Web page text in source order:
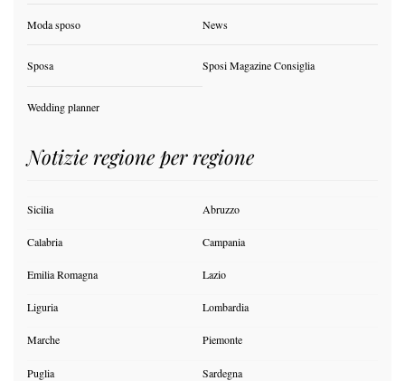
Moda sposo News
Sposa Sposi Magazine Consiglia
Wedding planner
Notizie regione per regione
Sicilia Abruzzo
Calabria Campania
Emilia Romagna Lazio
Liguria Lombardia
Marche Piemonte
Puglia Sardegna